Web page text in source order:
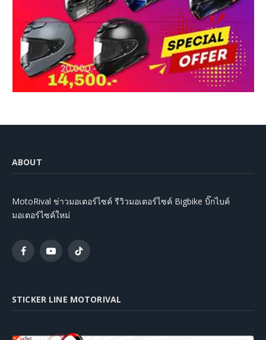
ABOUT
MotoRival ข่าวมอเตอร์ไซค์ รีวิวมอเตอร์ไซค์ Bigbike บิ๊กไบค์
มอเตอร์ไซค์ใหม่
FacebookYouTubeTikTok
STICKER LINE MOTORIVAL